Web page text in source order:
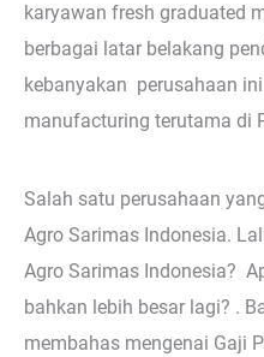
karyawan fresh graduated
berbagai latar belakang
kebanyakan perusahaan
manufacturing terutama di
Salah satu perusahaan
Agro Sarimas Indonesia.
Agro Sarimas Indonesia?
bahkan lebih besar lagi? .
membahas mengenai Gaji